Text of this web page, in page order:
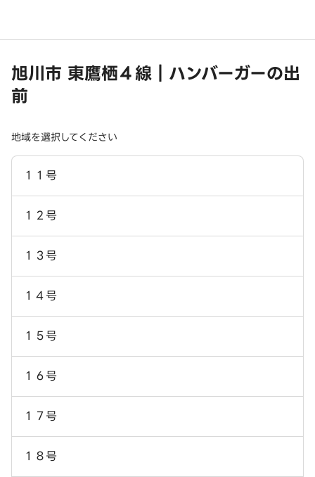
旭川市 東鷹栖４線｜ハンバーガーの出
前
地域を選択してください
１１号
１２号
１３号
１４号
１５号
１６号
１７号
１８号